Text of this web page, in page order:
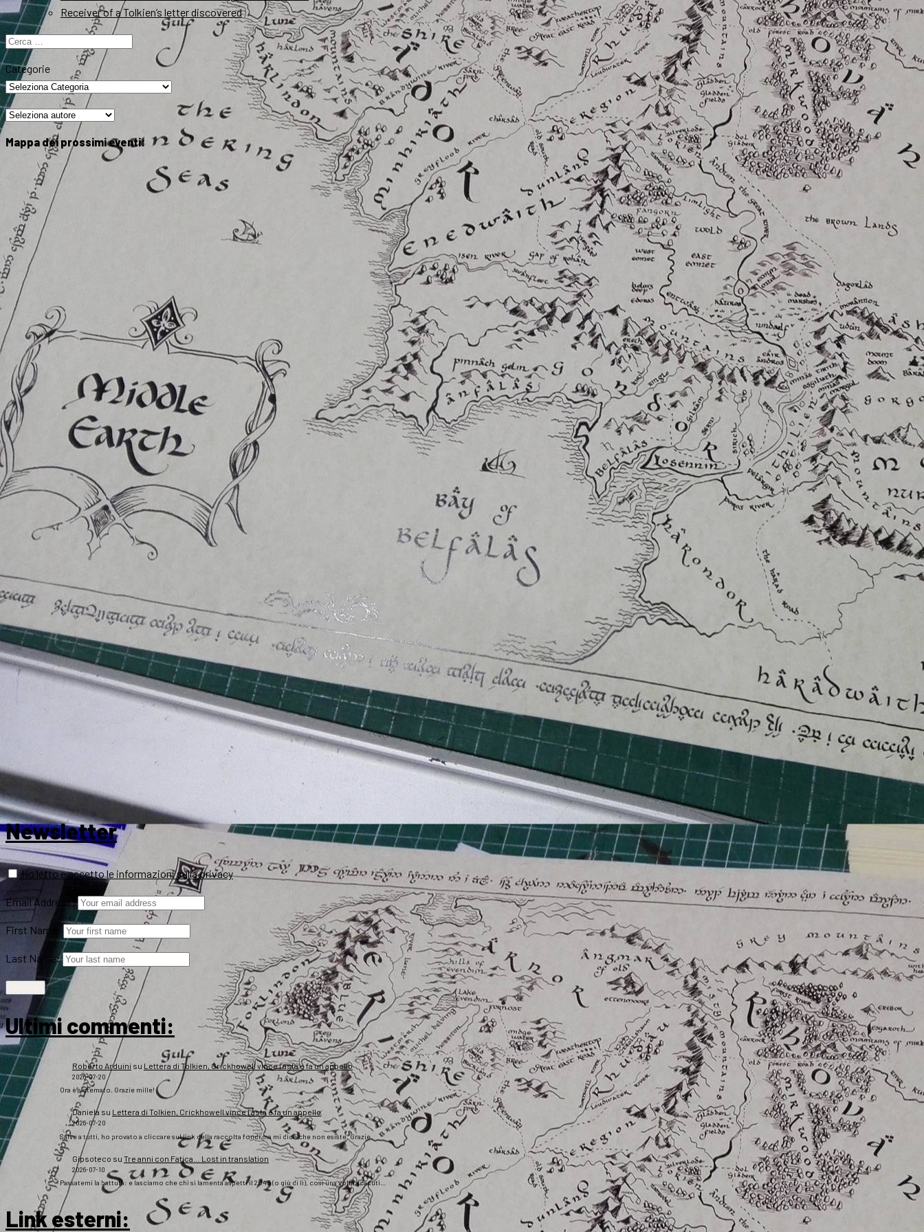
Receiver of a Tolkien’s letter discovered
Ricerca
per:
Categorie
Mappa dei prossimi eventi:
Newsletter
Ho letto e accetto le informazioni sulla privacy
Email Address:
First Name:
Last Name:
Ultimi commenti:
Roberto Arduini su Lettera di Tolkien, Crickhowell vince l’asta e fa un appello
2026-07-20
Ora è sistemato. Grazie mille!
Daniela su Lettera di Tolkien, Crickhowell vince l’asta e fa un appello
2026-07-20
Salve a tutti, ho provato a cliccare sul link della raccolta fondi ma mi dice che non esiste. Grazie
Gipsoteco su Tre anni con Fatica… Lost in translation
2026-07-10
Passatemi la battuta: e lasciamo che chi si lamenta aspetti il 2043 (o giù di lì), così una volta scaduti…
Link esterni: